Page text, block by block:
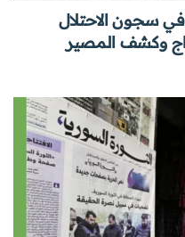
في سجون الاحتلال
وكشف المصير